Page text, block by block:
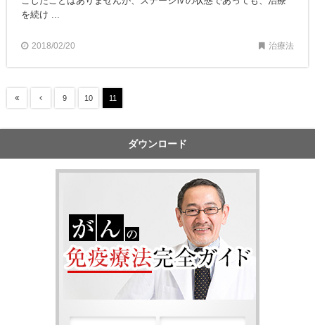
を続け ...
2018/02/20 治療法
9 10 11
ダウンロード